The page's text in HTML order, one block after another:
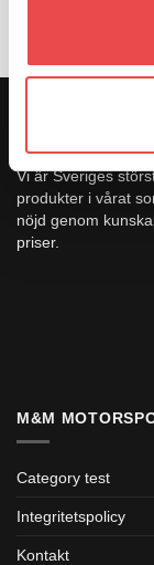
Vi är Sveriges
produkter i vårat
nöjd genom
priser.
M&M
Category test
Integritetspolicy
Kontakt